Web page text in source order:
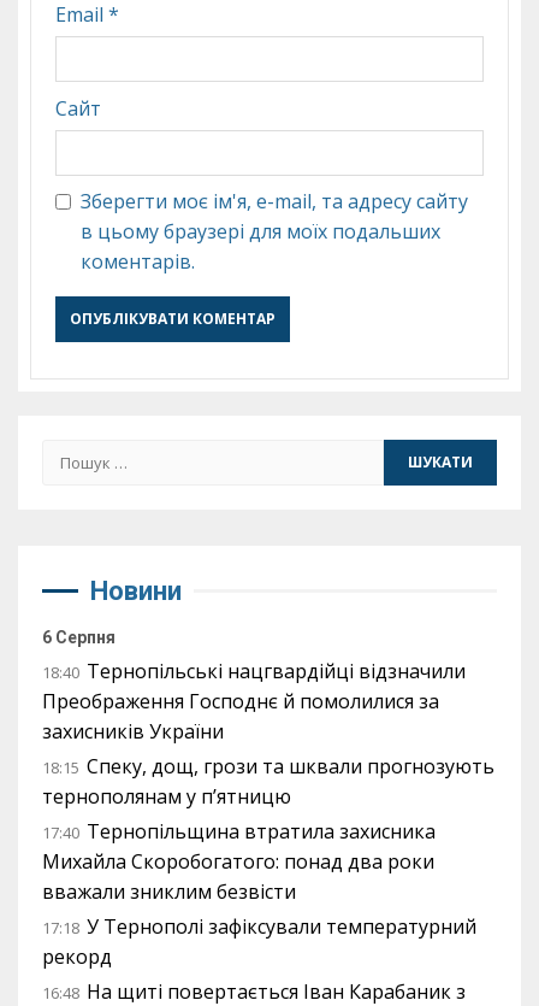
Email *
Сайт
Зберегти моє ім'я, e-mail, та адресу сайту
в цьому браузері для моїх подальших
коментарів.
Пошук:
Новини
6 Серпня
18:40 Тернопільські нацгвардійці відзначили
Преображення Господнє й помолилися за
захисників України
18:15 Спеку, дощ, грози та шквали прогнозують
тернополянам у п’ятницю
17:40 Тернопільщина втратила захисника
Михайла Скоробогатого: понад два роки
вважали зниклим безвісти
17:18 У Тернополі зафіксували температурний
рекорд
16:48 На щиті повертається Іван Карабаник з